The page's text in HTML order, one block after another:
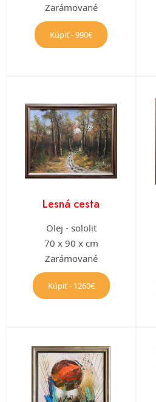
Zarámované
Kúpiť - 990€
Lesná cesta
Olej - sololit
70 x 90 x cm
Zarámované
Kúpiť - 1260€